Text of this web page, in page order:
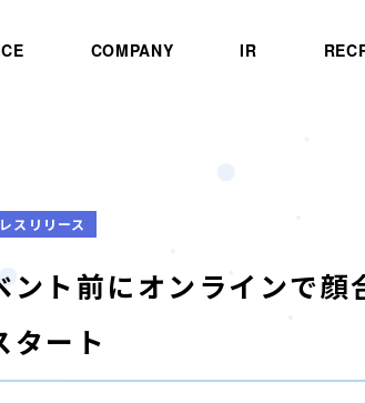
COMPANY IR
スリリース
ント前にオンラインで
タート